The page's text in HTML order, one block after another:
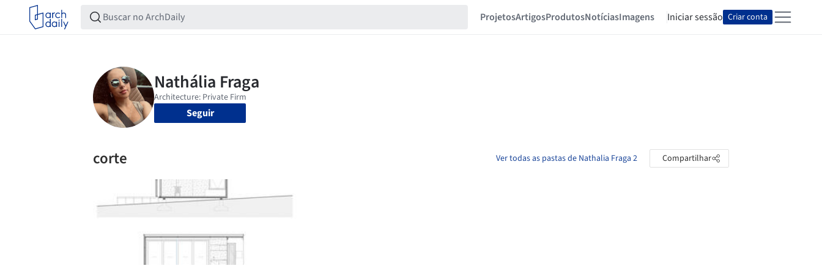
ProjetosArtigosProdutosNotíciasImagens Iniciar sessão Criar conta
Seguir
corte Ver todas as pastas de Nathalia Fraga 2 Compartilhar